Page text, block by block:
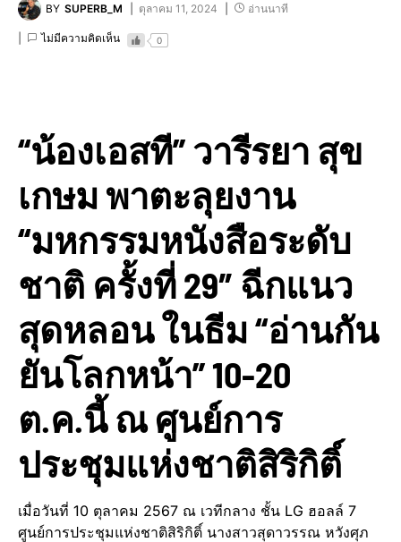
BY SUPERB_M ตุลาคม 11, 2024 อ่านนาที
ไม่มีความคิดเห็น 0
“น้องเอสที” วารีรยา สุข
เกษม พาตะลุยงาน
“มหกรรมหนังสือระดับ
ชาติ ครั้งที่ 29″ ฉีกแนว
สุดหลอน ในธีม “อ่านกัน
ยันโลกหน้า” 10-20
ต.ค.นี้ ณ ศูนย์การ
ประชุมแห่งชาติสิริกิติ์
เมื่อวันที่ 10 ตุลาคม 2567 ณ เวทีกลาง ชั้น LG ฮอลล์ 7
ศูนย์การประชุมแห่งชาติสิริกิติ์ นางสาวสุดาวรรณ หวังศุภ